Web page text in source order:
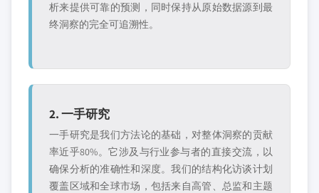
析来提供可靠的预测，同时保持从原始数据源到最
终洞察的完全可追溯性。
2. 一手研究
一手研究是我们方法论的基础，对整体洞察的贡献
率近乎80%。它涉及与行业参与者的直接交流，以
确保分析的准确性和深度。我们的结构化访谈计划
覆盖区域和全球市场，包括来自高管、总监和主题